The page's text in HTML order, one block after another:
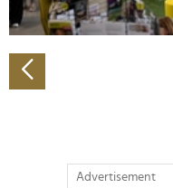
Verwendung unserer
soziale Medien,
Partner führen diese
weiteren Daten
Advertisement